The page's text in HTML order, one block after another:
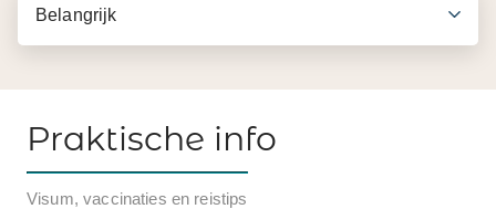
Belangrijk
Praktische info
Visum, vaccinaties en reistips